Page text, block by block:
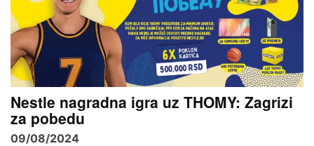
Nestle nagradna igra uz THOMY: Zagrizi
za pobedu
09/08/2024